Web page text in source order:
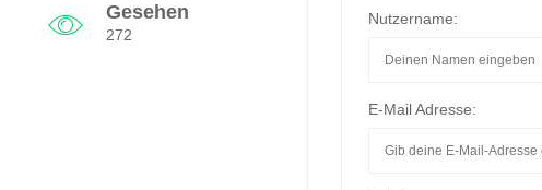
Gesehen
272
Nutzername:
E-Mail Adresse: